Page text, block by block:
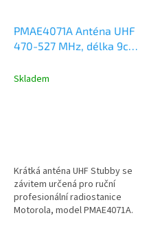
PMAE4071A Anténa UHF
470-527 MHz, délka 9cm,
DP3441, DP4000
Skladem
Krátká anténa UHF Stubby se
závitem určená pro ruční
profesionální radiostanice
Motorola, model PMAE4071A.